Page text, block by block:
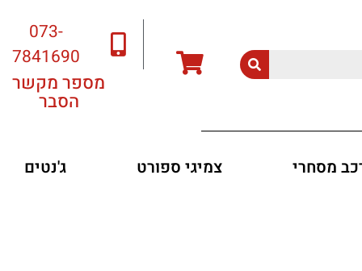
073-
7841690
מספר מקשר
הסבר
מסחרי צמיגי ספורט ג'נטים